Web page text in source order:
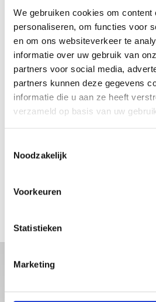
We gebruiken cookies om content
personaliseren, om functies voor
en om ons websiteverkeer te
informatie over uw gebruik van
partners voor social media,
partners kunnen deze gegevens
informatie die u aan ze heeft
verzameld op basis van uw
Noodzakelijk
Voorkeuren
Statistieken
Marketing
JOSJE